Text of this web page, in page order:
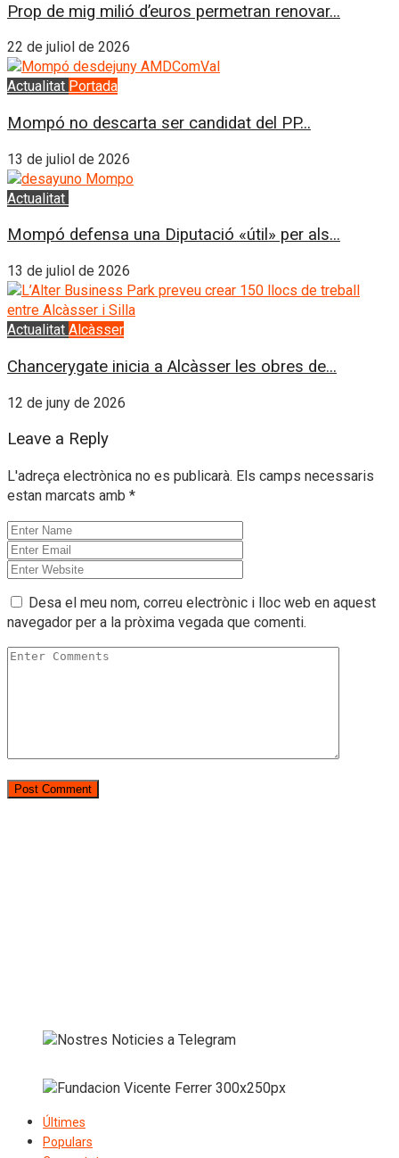
Prop de mig milió d’euros permetran renovar...
22 de juliol de 2026
Actualitat Portada
Mompó no descarta ser candidat del PP...
13 de juliol de 2026
Actualitat
Mompó defensa una Diputació «útil» per als...
13 de juliol de 2026
Actualitat Alcàsser
Chancerygate inicia a Alcàsser les obres de...
12 de juny de 2026
Leave a Reply
L'adreça electrònica no es publicarà. Els camps necessaris
estan marcats amb *
Desa el meu nom, correu electrònic i lloc web en aquest
navegador per a la pròxima vegada que comenti.
Últimes
Populars